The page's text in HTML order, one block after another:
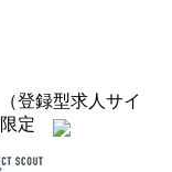
登録型求人サイ
限定